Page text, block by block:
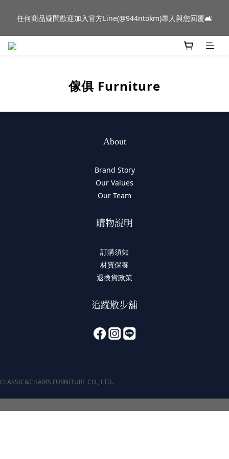
群門市展示中✨
任何商品疑問歡迎加入官方Line(@944ntokm)專人與您回覆🛋️
新品到貨｜日本燈具品牌 Ambientec 年度新品 Barcarolle 臺中樂
傢俱 Furniture
About
Brand Story
Our Values
Our Team
購物說明
訂購須知
材質保養
退換貨政策
追蹤散步舖
CLASSIC&CHAIRS FURNITURE CO., LTD.